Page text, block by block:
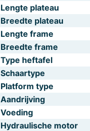
Lengte plateau
Breedte plateau
Lengte frame
Breedte frame
Type heftafel
Schaartype
Platform type
Aandrijving
Voeding
Hydraulische motor